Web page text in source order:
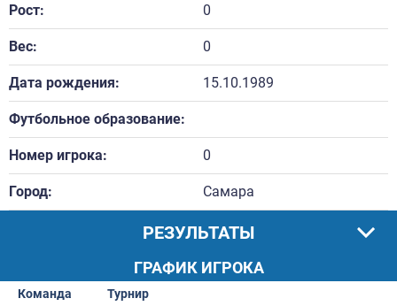
Рост: 0
Вес: 0
Дата рождения: 15.10.1989
Футбольное образование:
Номер игрока: 0
Город: Самара
РЕЗУЛЬТАТЫ
ГРАФИК ИГРОКА
Команда Турнир